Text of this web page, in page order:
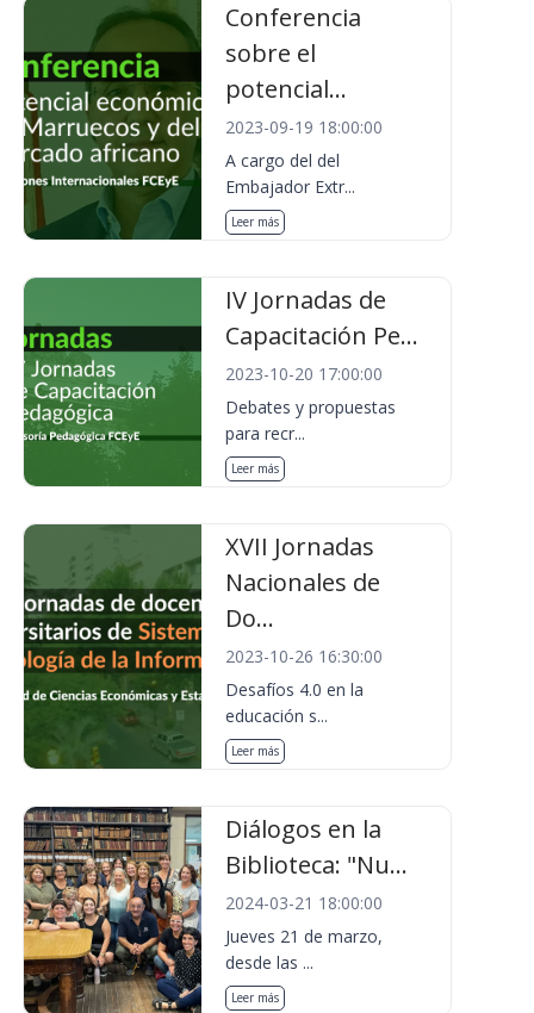
Conferencia
sobre el
potencial...
2023-09-19 18:00:00
A cargo del del
Embajador Extr...
Leer más
IV Jornadas de
Capacitación Pe...
2023-10-20 17:00:00
Debates y propuestas
para recr...
Leer más
XVII Jornadas
Nacionales de
Do...
2023-10-26 16:30:00
Desafíos 4.0 en la
educación s...
Leer más
Diálogos en la
Biblioteca: "Nu...
2024-03-21 18:00:00
Jueves 21 de marzo,
desde las ...
Leer más